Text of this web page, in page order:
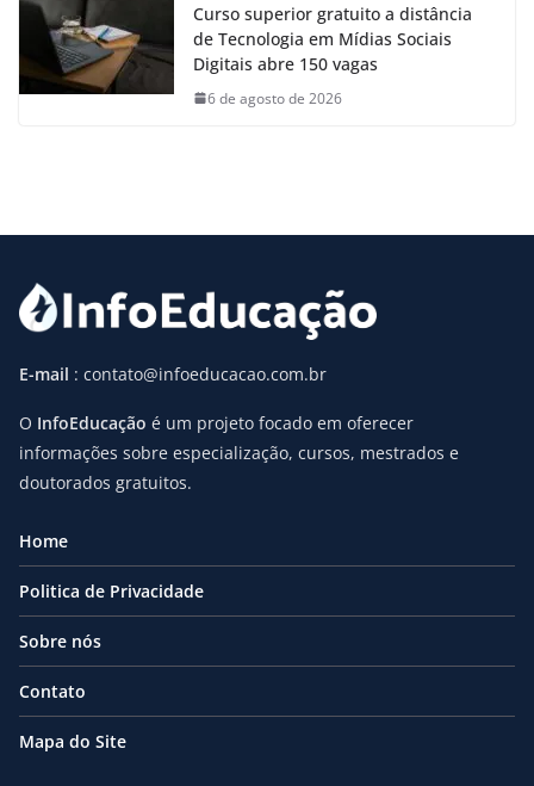
Curso superior gratuito a distância
de Tecnologia em Mídias Sociais
Digitais abre 150 vagas
6 de agosto de 2026
E-mail : contato@infoeducacao.com.br
O InfoEducação é um projeto focado em oferecer
informações sobre especialização, cursos, mestrados e
doutorados gratuitos.
Home
Politica de Privacidade
Sobre nós
Contato
Mapa do Site